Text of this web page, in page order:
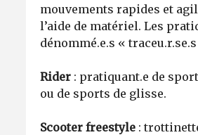
mouvements rapides et
l’aide de matériel. Les
dénommé.e.s «
Rider : pratiquant.e de
ou de sports de glisse.
Scooter freestyle :